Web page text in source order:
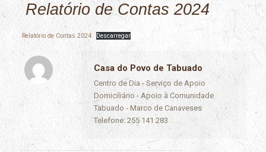
Relatório de Contas 2024
Relatório de Contas 2024 Descarregar
Casa do Povo de Tabuado
Centro de Dia - Serviço de Apoio
Domiciliário - Apoio à Comunidade
Tabuado - Marco de Canaveses
Telefone: 255 141 283